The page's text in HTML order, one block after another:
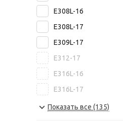
E308L-16
E308L-17
E309L-17
E312-17
E316L-16
E316L-17
E8015-B6
Показать все (135)